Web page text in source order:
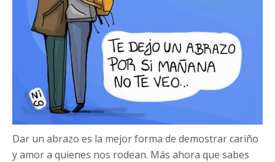
Dar un abrazo es la mejor forma de demostrar cariño
y amor a quienes nos rodean. Más ahora que sabes